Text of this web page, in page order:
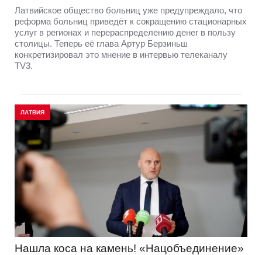
Латвийское общество больниц уже предупреждало, что
реформа больниц приведёт к сокращению стационарных
услуг в регионах и перераспределению денег в пользу
столицы. Теперь её глава Артур Берзиньш
конкретизировал это мнение в интервью телеканалу
TV3.
ЛАТВИЯ
Нашла коса на камень! «Нацобъединение»